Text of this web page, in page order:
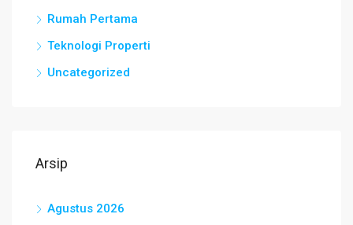
Rumah Pertama
Teknologi Properti
Uncategorized
Arsip
Agustus 2026